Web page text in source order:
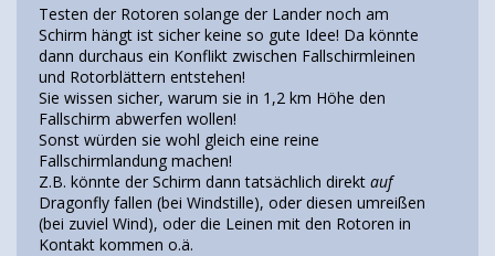
Testen der Rotoren solange der Lander noch am
Schirm hängt ist sicher keine so gute Idee! Da könnte
dann durchaus ein Konflikt zwischen Fallschirmleinen
und Rotorblättern entstehen!
Sie wissen sicher, warum sie in 1,2 km Höhe den
Fallschirm abwerfen wollen!
Sonst würden sie wohl gleich eine reine
Fallschirmlandung machen!
Z.B. könnte der Schirm dann tatsächlich direkt auf
Dragonfly fallen (bei Windstille), oder diesen umreißen
(bei zuviel Wind), oder die Leinen mit den Rotoren in
Kontakt kommen o.ä.